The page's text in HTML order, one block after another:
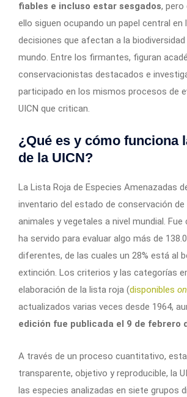
fiables e incluso estar sesgados, pero
ello siguen ocupando un papel central en
decisiones que afectan a la
mundo. Entre los firmantes, figuran
conservacionistas destacados e
participado en los mismos procesos de
UICN que critican.
¿Qué es y cómo funciona
de la UICN?
La Lista Roja de Especies Amenazadas
inventario del estado de conservación de
animales y vegetales a nivel mundial. Fue
ha servido para evaluar algo más de
diferentes, de las cuales un 28% está al
extinción. Los criterios y las categorías
elaboración de la lista roja (disponibles
actualizados varias veces desde 1964,
edición fue publicada el 9 de febrero
A través de un proceso cuantitativo,
transparente, objetivo y reproducible, la
las especies analizadas en siete grupos